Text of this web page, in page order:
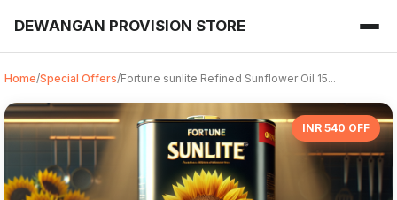
DEWANGAN PROVISION STORE
Home/Special Offers/Fortune sunlite Refined Sunflower Oil 15...
INR 540 OFF